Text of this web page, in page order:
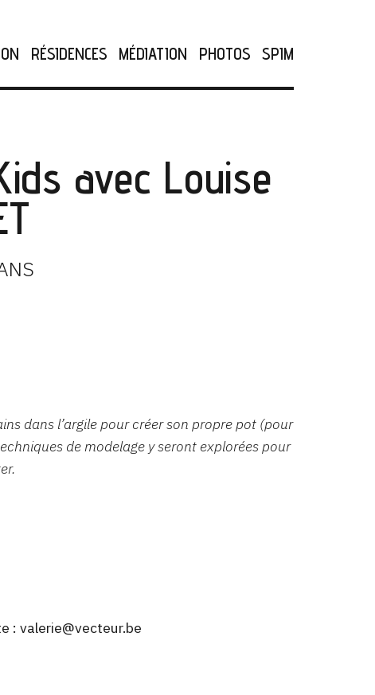
RÉSIDENCES MÉDIATION PHOTOS SPIM
avec Louise
dans l’argile pour créer son propre pot (pour
de modelage y seront explorées pour
: valerie@vecteur.be